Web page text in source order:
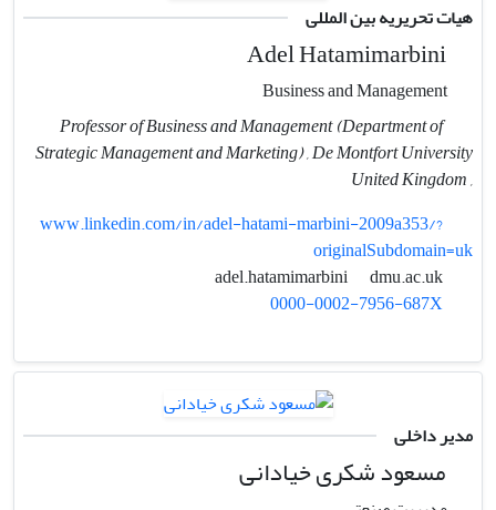
هیات تحریریه بین المللی
Adel Hatamimarbini
Business and Management
Professor of Business and Management (Department of
Strategic Management and Marketing) , De Montfort University
, United Kingdom
www.linkedin.com/in/adel-hatami-marbini-2009a353/?
originalSubdomain=uk
dmu.ac.uk
0000-0002-7956-687X
مدیر داخلی
مسعود شکری خیادانی